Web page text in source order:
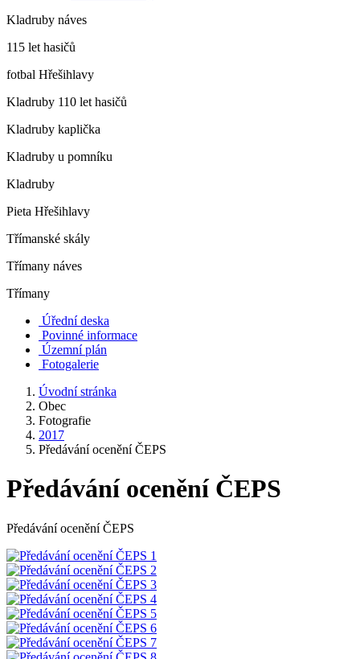
Kladruby náves
115 let hasičů
fotbal Hřešihlavy
Kladruby 110 let hasičů
Kladruby kaplička
Kladruby u pomníku
Kladruby
Pieta Hřešihlavy
Třímanské skály
Třímany náves
Třímany
Úřední deska
Povinné informace
Územní plán
Fotogalerie
Úvodní stránka
Obec
Fotografie
2017
Předávání ocenění ČEPS
Předávání ocenění ČEPS
Předávání ocenění ČEPS